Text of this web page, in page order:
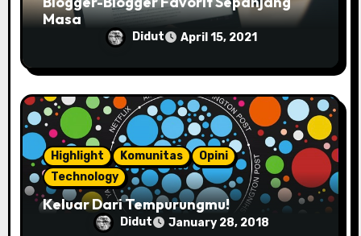
Masa
Didut April 15, 2021
Highlight Komunitas
Opini
Technology
Keluar Dari Tempurungmu!
Didut January 28, 2018